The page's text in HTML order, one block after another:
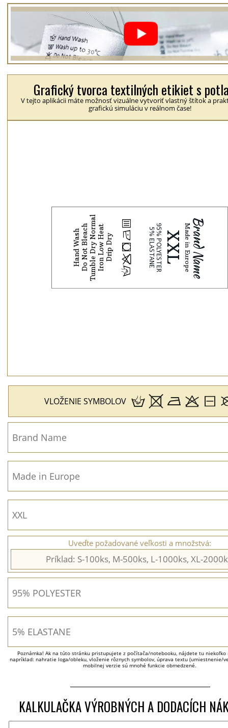
Grafický tvorca textilných etikiet s
V tejto aplikácii máte možnosť vizuálne vytvoriť vlastný štítok a
grafickú simuláciu v reálnom čase!
Hand WashDo Not BleachTumble Dry NormalIron Low HeatDrip Dry
H
p
j
N
b
VLOŽENIE SYMBOLOV
Uveďte požadované veľkosti a množstvá:
Poznámka! Ak na túto stránku pristupujete z počítača/notebooku, nájdete tu niekoľko
napríklad: nahratie loga/obleku, vloženie rôznych symbolov, úprava textu (umiestnenie/
mobilnej verzie sú mnohé funkcie obmedzené.
KALKULAČKA VÝROBNÝCH A DODACÍCH